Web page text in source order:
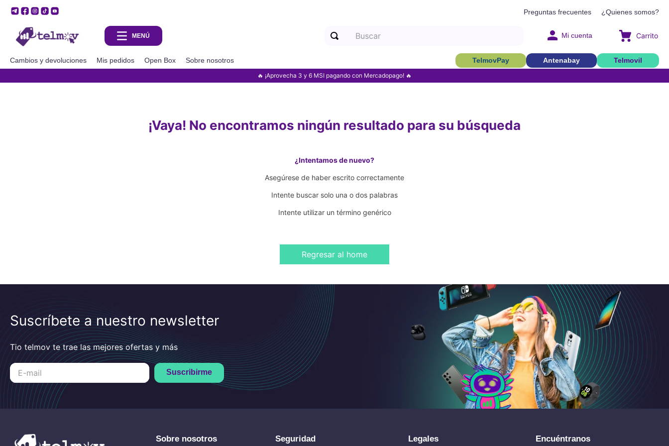
Preguntas frecuentes ¿Quienes somos?
Buscar
Mi cuenta
Cambios y devoluciones Mis pedidos Open Box Sobre nosotros TelmovPay Antenabay Telmovil
🔥 ¡Aprovecha 3 y 6 MSI pagando con Mercadopago! 🔥
¡Vaya! No encontramos ningún resultado para su búsqueda
¿Intentamos de nuevo?
Asegúrese de haber escrito correctamente
Intente buscar solo una o dos palabras
Intente utilizar un término genérico
Regresar al home
Suscríbete a nuestro newsletter
Tio telmov te trae las mejores ofertas y más
Suscribirme
Sobre nosotros Seguridad Legales Encuéntranos
3.
iphone